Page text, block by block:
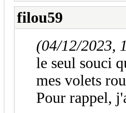
filou59
(04/12/2023,
le seul souci
mes volets
Pour rappel,